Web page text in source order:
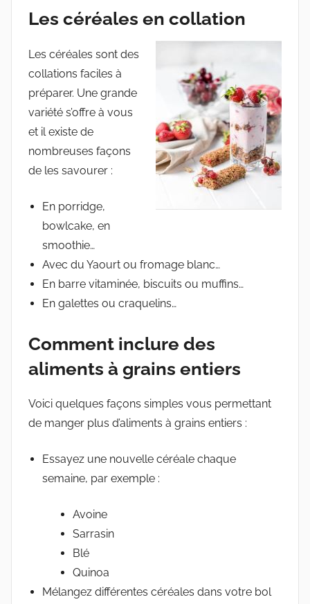
Les céréales en collation
Les céréales sont des
collations faciles à
préparer. Une grande
variété s’offre à vous
et il existe de
nombreuses façons
de les savourer :
En porridge,
bowlcake, en
smoothie…
Avec du Yaourt ou fromage blanc…
En barre vitaminée, biscuits ou muffins…
En galettes ou craquelins…
Comment inclure des
aliments à grains entiers
Voici quelques façons simples vous permettant
de manger plus d’aliments à grains entiers :
Essayez une nouvelle céréale chaque
semaine, par exemple :
Avoine
Sarrasin
Blé
Quinoa
Mélangez différentes céréales dans votre bol